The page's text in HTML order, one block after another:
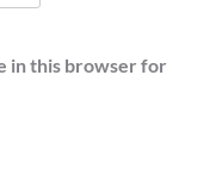
in this browser for